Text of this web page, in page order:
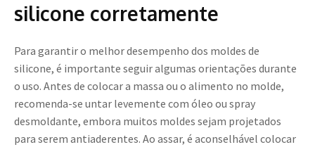
silicone corretamente
Para garantir o melhor desempenho dos moldes de
silicone, é importante seguir algumas orientações durante
o uso. Antes de colocar a massa ou o alimento no molde,
recomenda-se untar levemente com óleo ou spray
desmoldante, embora muitos moldes sejam projetados
para serem antiaderentes. Ao assar, é aconselhável colocar